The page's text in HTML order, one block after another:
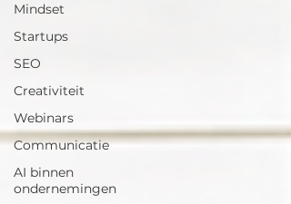
Mindset
Startups
SEO
Creativiteit
Webinars
Communicatie
AI binnen
ondernemingen